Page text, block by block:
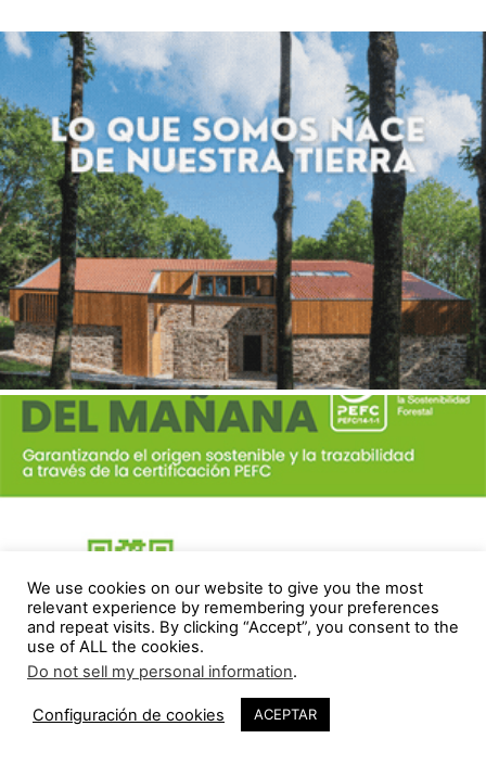
We use cookies on our website to give you the most
relevant experience by remembering your preferences
and repeat visits. By clicking “Accept”, you consent to the
use of ALL the cookies.
Do not sell my personal information.
Configuración de cookies ACEPTAR